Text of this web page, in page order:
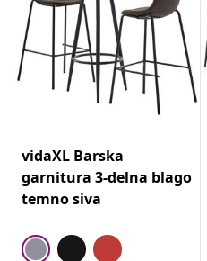
vidaXL Barska
garnitura 3-delna blago
temno siva